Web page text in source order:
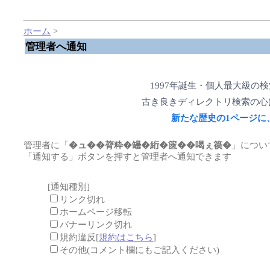
ホーム >
管理者へ通知
1997年誕生・個人最大級の
古き良きディレクトリ検索の
新たな歴史の1ページ
管理者に「�ュ��膂粋�罎�絎�篋��喝ぇ篌� 」につ
「通知する」ボタンを押すと管理者へ通知できます
[通知種別]
リンク切れ
ホームページ移転
バナーリンク切れ
規約違反[規約はこちら]
その他(コメント欄にもご記入ください)